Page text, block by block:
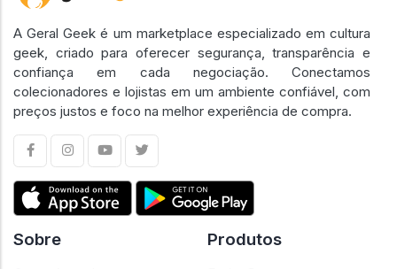
A Geral Geek é um marketplace especializado em cultura
geek, criado para oferecer segurança, transparência e
confiança em cada negociação. Conectamos
colecionadores e lojistas em um ambiente confiável, com
preços justos e foco na melhor experiência de compra.
Sobre Produtos